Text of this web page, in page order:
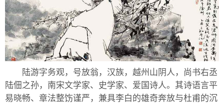
陆游字务观，号放翁，汉族，越州山阴人，尚书右丞
陆佃之孙，南宋文学家、史学家、爱国诗人。其诗语言平
易晓畅、章法整饬谨严，兼具李白的雄奇奔放与杜甫的沉